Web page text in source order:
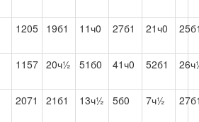
1205 19б1 11ч0 27б1 21ч0
1157 20ч½ 51б0 41ч0 52б1
2071 21б1 13ч½ 5б0 7ч½